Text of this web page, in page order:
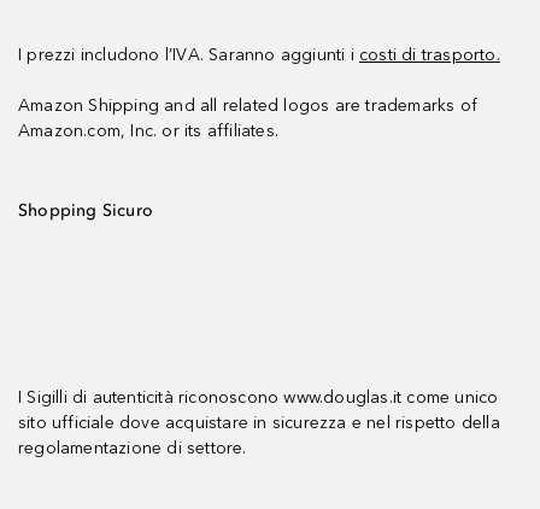
I prezzi includono l’IVA. Saranno aggiunti i costi di trasporto.
Amazon Shipping and all related logos are trademarks of
Amazon.com, Inc. or its affiliates.
Shopping Sicuro
I Sigilli di autenticità riconoscono www.douglas.it come unico
sito ufficiale dove acquistare in sicurezza e nel rispetto della
regolamentazione di settore.